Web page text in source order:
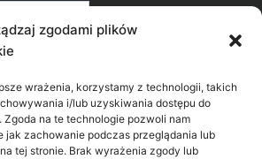
zgodami plików
wrażenia, korzystamy z technologii, takich
i/lub uzyskiwania dostępu do
na te technologie pozwoli nam
jak zachowanie podczas przeglądania lub
tej stronie. Brak wyrażenia zgody lub
NASZ REGION